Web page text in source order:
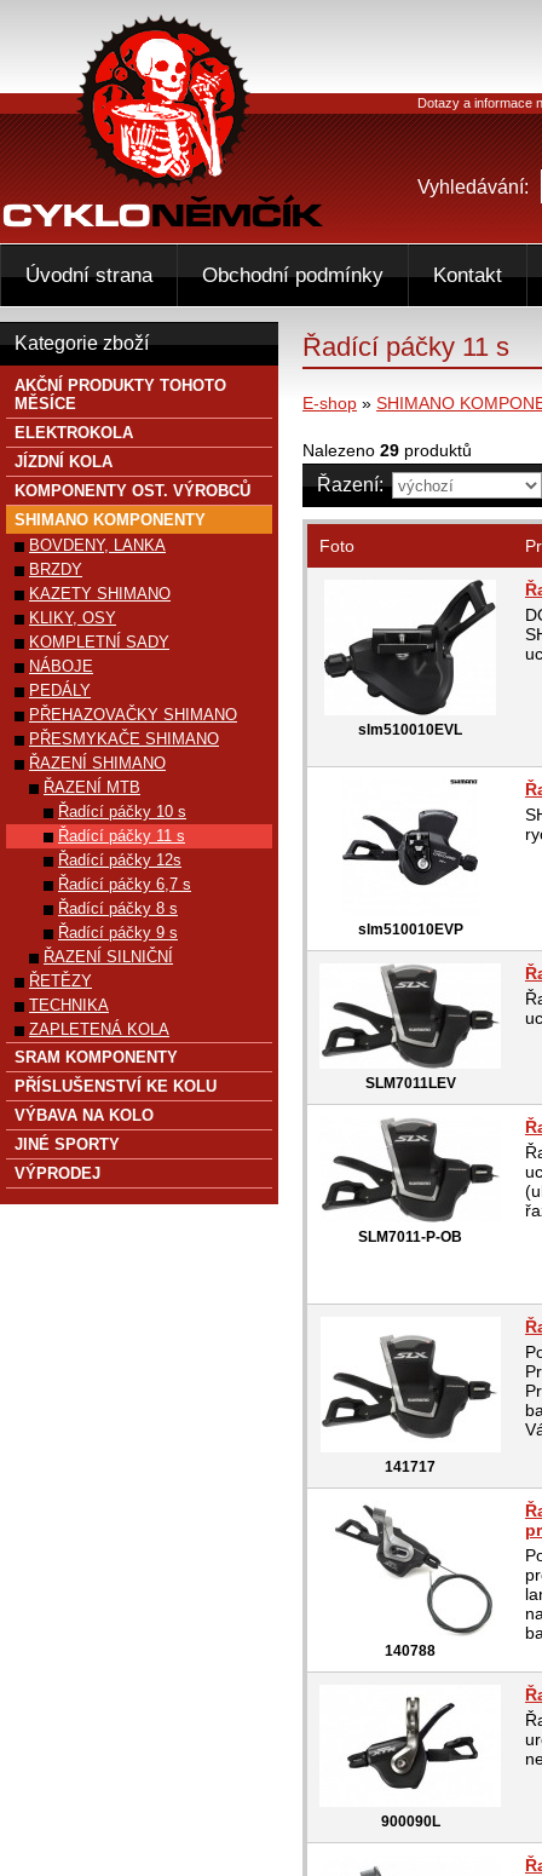
Řadící páčky 11 s
E-shop » SHIMANO
Nalezeno 29 produktů
Řazení:
Foto
slm510010EVL
slm510010EVP
SLM7011LEV
SLM7011-P-OB
141717
140788
900090L
Kategorie zboží
AKČNÍ PRODUKTY TOHOTO
MĚSÍCE
ELEKTROKOLA
JÍZDNÍ KOLA
KOMPONENTY OST. VÝROBCŮ
SHIMANO KOMPONENTY
BOVDENY, LANKA
BRZDY
KAZETY SHIMANO
KLIKY, OSY
KOMPLETNÍ SADY
NÁBOJE
PEDÁLY
PŘEHAZOVAČKY SHIMANO
PŘESMYKAČE SHIMANO
ŘAZENÍ SHIMANO
ŘAZENÍ MTB
Řadící páčky 10 s
Řadící páčky 11 s
Řadící páčky 12s
Řadící páčky 6,7 s
Řadící páčky 8 s
Řadící páčky 9 s
ŘAZENÍ SILNIČNÍ
ŘETĚZY
TECHNIKA
ZAPLETENÁ KOLA
SRAM KOMPONENTY
PŘÍSLUŠENSTVÍ KE KOLU
VÝBAVA NA KOLO
JINÉ SPORTY
VÝPRODEJ
Dotazy a informace
Vyhledávání:
Úvodní strana Obchodní podmínky Kontakt